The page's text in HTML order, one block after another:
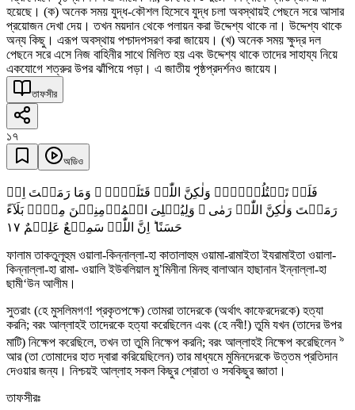
হয়েছে। (ক) অনেক সময় যুদ্ধ-কৌশল হিসেবে যুদ্ধ চলা অবস্থায়ই পেছনে সরে আসার
প্রয়োজন দেখা দেয়। তখন ময়দান থেকে পলায়ন করা উদ্দেশ্য থাকে না। উদ্দেশ্য থাকে
অন্য কিছু। এরূপ অবস্থায় পশ্চাদপসরণ করা জায়েয। (খ) অনেক সময় ক্ষুদ্র দল
পেছনে সরে এসে নিজ বাহিনীর সাথে মিলিত হয় এবং উদ্দেশ্য থাকে তাদের সাহায্য নিয়ে
একযোগে শত্রুর উপর ঝাঁপিয়ে পড়া। এ জাতীয় পৃষ্ঠপ্রদর্শনও জায়েয।
তাফসীর
১৭
অডিও
فَلَمۡ تَقۡتُلُوۡہُمۡ وَلٰکِنَّ اللّٰہَ قَتَلَہُمۡ ۪ وَمَا رَمَیۡتَ اِذۡ
رَمَیۡتَ وَلٰکِنَّ اللّٰہَ رَمٰی ۚ وَلِیُبۡلِیَ الۡمُؤۡمِنِیۡنَ مِنۡہُ بَلَآءً
حَسَنًا ؕ اِنَّ اللّٰہَ سَمِیۡعٌ عَلِیۡمٌ ١٧
ফালাম তাকতুলূহুম ওয়ালা-কিন্নাল্লা-হা কাতালাহুম ওয়ামা-রামাইতা ইযরামাইতা ওয়ালা-
কিন্নাল্লা-হা রামা- ওয়ালি ইউবলিয়াল মু’মিনীনা মিনহু বালাআন হাছানান ইন্নাল্লা-হা
ছামী‘উন আলীম।
সুতরাং (হে মুসলিমগণ! প্রকৃতপক্ষে) তোমরা তাদেরকে (অর্থাৎ কাফেরদেরকে) হত্যা
করনি; বরং আল্লাহই তাদেরকে হত্যা করেছিলেন এবং (হে নবী!) তুমি যখন (তাদের উপর
মাটি) নিক্ষেপ করেছিলে, তখন তা তুমি নিক্ষেপ করনি; বরং আল্লাহই নিক্ষেপ করেছিলেন ৯
আর (তা তোমাদের হাত দ্বারা করিয়েছিলেন) তার মাধ্যমে মুমিনদেরকে উত্তম প্রতিদান
দেওয়ার জন্য। নিশ্চয়ই আল্লাহ সকল কিছুর শ্রোতা ও সবকিছুর জ্ঞাতা।
তাফসীরঃ